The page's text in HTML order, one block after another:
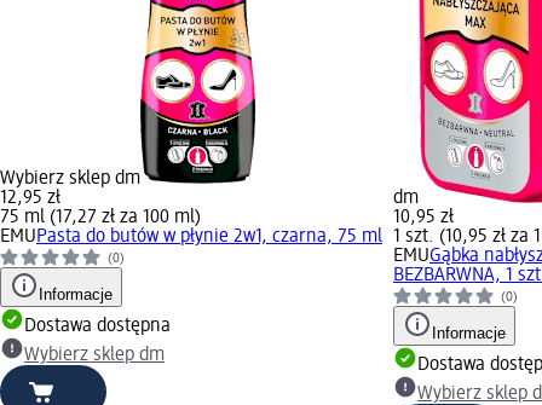
Wybierz sklep dm
12,95 zł
75 ml (17,27 zł za 100 ml)
EMUPasta do butów w płynie 2w1, czarna, 75 ml
(0)
Informacje
Dostawa dostępna
Wybierz sklep dm
dm
10,95 zł
1 szt. (10,95 zł za
EMUGąbka
BEZBARWNA, 1
(0)
Informacje
Dostawa
Wybierz sklep